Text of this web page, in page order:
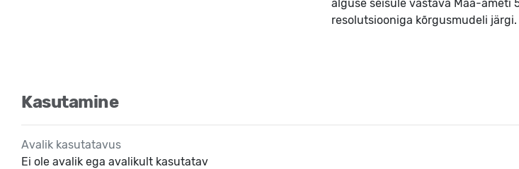
alguse seisule vastava Maa-ameti
resolutsiooniga kõrgusmudeli järgi.
Kasutamine
Avalik kasutatavus
Ei ole avalik ega avalikult kasutatav